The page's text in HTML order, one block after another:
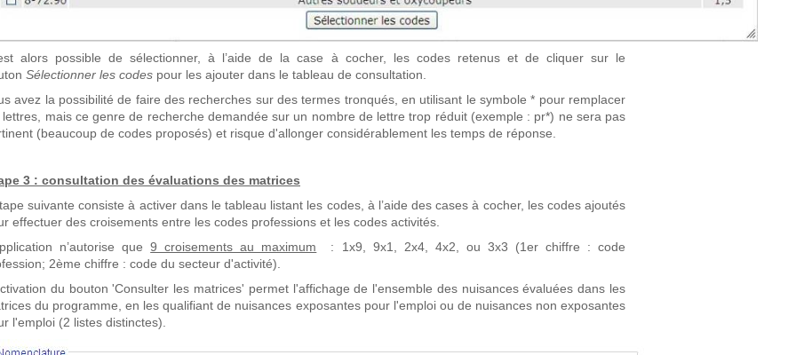
alors possible de sélectionner, à l’aide de la case à cocher, les codes retenus et de cliquer sur le
Sélectionner les codes pour les ajouter dans le tableau de consultation.
avez la possibilité de faire des recherches sur des termes tronqués, en utilisant le symbole * pour remplacer
lettres, mais ce genre de recherche demandée sur un nombre de lettre trop réduit (exemple : pr*) ne sera pas
(beaucoup de codes proposés) et risque d'allonger considérablement les temps de réponse.
3 : consultation des évaluations des matrices
suivante consiste à activer dans le tableau listant les codes, à l’aide des cases à cocher, les codes ajoutés
effectuer des croisements entre les codes professions et les codes activités.
n’autorise que9 croisements au maximum : 1x9, 9x1, 2x4, 4x2, ou 3x3 (1er chiffre : code
2ème chiffre : code du secteur d'activité).
du bouton 'Consulter les matrices' permet l'affichage de l'ensemble des nuisances évaluées dans les
du programme, en les qualifiant de nuisances exposantes pour l'emploi ou de nuisances non exposantes
l'emploi (2 listes distinctes).